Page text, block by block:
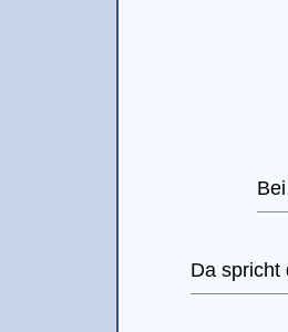
Da spricht